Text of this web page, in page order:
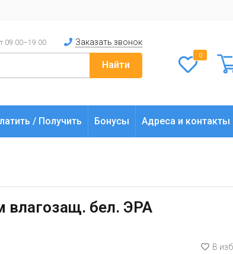
09:00–19:00 Заказать звонок
Найти
0
/ Получить Бонусы Адреса и контакты
влагозащ. бел. ЭРА
В